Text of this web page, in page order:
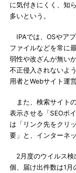
に気付きにくく、知
多いという。
IPAでは、OSやア
ファイルなどを常に
弱性や改ざんが無い
不正侵入されないよ
用者とWebサイト運
また、検索サイト
表示させる「SEOポ
は「リンク先をクリ
要」と、インターネ
2月度のウイルス検
個、届け出件数は1月